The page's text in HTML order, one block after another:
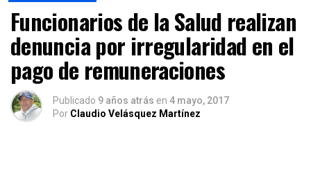
Funcionarios de la Salud realizan
denuncia por irregularidad en el
pago de remuneraciones
Publicado 9 años atrás en 4 mayo, 2017
Por Claudio Velásquez Martínez